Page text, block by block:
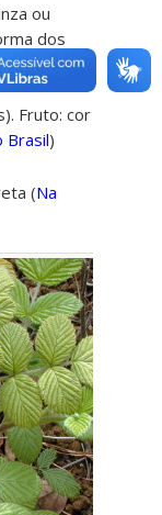
ou
dos
Fruto: cor
Brasil)
(Na